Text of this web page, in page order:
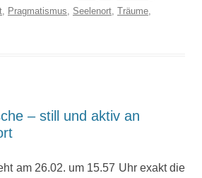
, Pragmatismus, Seelenort, Träume,
– still und aktiv an
am 26.02. um 15.57 Uhr exakt die